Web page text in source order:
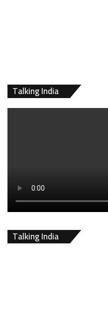
Talking India
Talking India